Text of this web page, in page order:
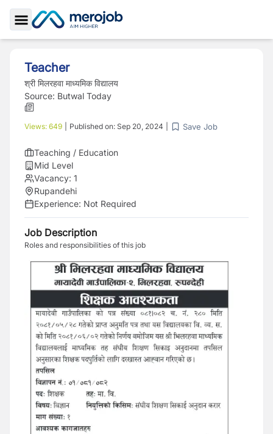
Toggle Sidebar
Teacher
श्री मिलरहवा माध्यमिक विद्यालय
Source: Butwal Today
Views: 649 Published on: Sep 20, 2024 Save Job
Teaching / Education
Mid Level
Vacancy: 1
Rupandehi
Experience: Not Required
Job Description
Roles and responsibilities of this job